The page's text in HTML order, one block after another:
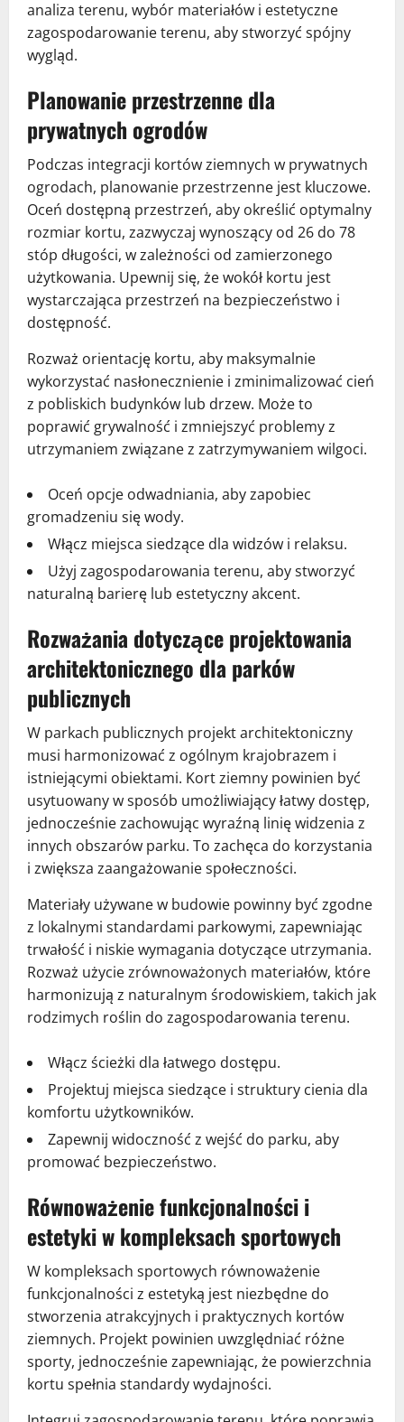
analiza terenu, wybór materiałów i estetyczne
zagospodarowanie terenu, aby stworzyć spójny
wygląd.
Planowanie przestrzenne dla
prywatnych ogrodów
Podczas integracji kortów ziemnych w prywatnych
ogrodach, planowanie przestrzenne jest kluczowe.
Oceń dostępną przestrzeń, aby określić optymalny
rozmiar kortu, zazwyczaj wynoszący od 26 do 78
stóp długości, w zależności od zamierzonego
użytkowania. Upewnij się, że wokół kortu jest
wystarczająca przestrzeń na bezpieczeństwo i
dostępność.
Rozważ orientację kortu, aby maksymalnie
wykorzystać nasłonecznienie i zminimalizować cień
z pobliskich budynków lub drzew. Może to
poprawić grywalność i zmniejszyć problemy z
utrzymaniem związane z zatrzymywaniem wilgoci.
Oceń opcje odwadniania, aby zapobiec
gromadzeniu się wody.
Włącz miejsca siedzące dla widzów i relaksu.
Użyj zagospodarowania terenu, aby stworzyć
naturalną barierę lub estetyczny akcent.
Rozważania dotyczące projektowania
architektonicznego dla parków
publicznych
W parkach publicznych projekt architektoniczny
musi harmonizować z ogólnym krajobrazem i
istniejącymi obiektami. Kort ziemny powinien być
usytuowany w sposób umożliwiający łatwy dostęp,
jednocześnie zachowując wyraźną linię widzenia z
innych obszarów parku. To zachęca do korzystania
i zwiększa zaangażowanie społeczności.
Materiały używane w budowie powinny być zgodne
z lokalnymi standardami parkowymi, zapewniając
trwałość i niskie wymagania dotyczące utrzymania.
Rozważ użycie zrównoważonych materiałów, które
harmonizują z naturalnym środowiskiem, takich jak
rodzimych roślin do zagospodarowania terenu.
Włącz ścieżki dla łatwego dostępu.
Projektuj miejsca siedzące i struktury cienia dla
komfortu użytkowników.
Zapewnij widoczność z wejść do parku, aby
promować bezpieczeństwo.
Równoważenie funkcjonalności i
estetyki w kompleksach sportowych
W kompleksach sportowych równoważenie
funkcjonalności z estetyką jest niezbędne do
stworzenia atrakcyjnych i praktycznych kortów
ziemnych. Projekt powinien uwzględniać różne
sporty, jednocześnie zapewniając, że powierzchnia
kortu spełnia standardy wydajności.